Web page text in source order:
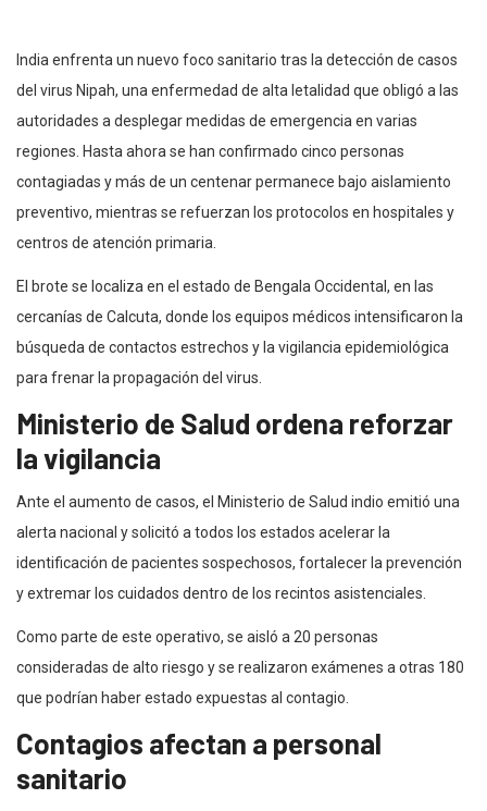
India enfrenta un nuevo foco sanitario tras la detección de casos
del virus Nipah, una enfermedad de alta letalidad que obligó a las
autoridades a desplegar medidas de emergencia en varias
regiones. Hasta ahora se han confirmado cinco personas
contagiadas y más de un centenar permanece bajo aislamiento
preventivo, mientras se refuerzan los protocolos en hospitales y
centros de atención primaria.
El brote se localiza en el estado de Bengala Occidental, en las
cercanías de Calcuta, donde los equipos médicos intensificaron la
búsqueda de contactos estrechos y la vigilancia epidemiológica
para frenar la propagación del virus.
Ministerio de Salud ordena reforzar
la vigilancia
Ante el aumento de casos, el Ministerio de Salud indio emitió una
alerta nacional y solicitó a todos los estados acelerar la
identificación de pacientes sospechosos, fortalecer la prevención
y extremar los cuidados dentro de los recintos asistenciales.
Como parte de este operativo, se aisló a 20 personas
consideradas de alto riesgo y se realizaron exámenes a otras 180
que podrían haber estado expuestas al contagio.
Contagios afectan a personal
sanitario